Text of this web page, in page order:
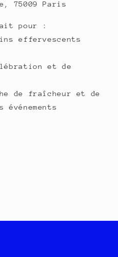
75009 Paris
pour :
effervescents
et de
de fraîcheur et de
événements